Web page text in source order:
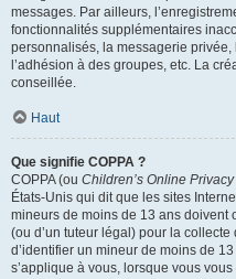
messages. Par ailleurs,
fonctionnalités supplémentaires
personnalisés, la messagerie
l’adhésion à des groupes, etc. La
conseillée.
Haut
Que signifie COPPA ?
COPPA (ou Children’s Online
États-Unis qui dit que les sites
mineurs de moins de 13 ans doivent
(ou d’un tuteur légal) pour la
d’identifier un mineur de moins de
s’applique à vous, lorsque vous